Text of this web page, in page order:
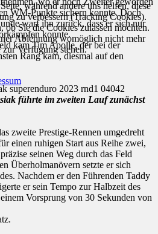
WM-Punkte sichern konnte. Doch
warf ihn zurück, dass er sich nur
konnte.
kam Tim Apolle, der bei der
Rang kam, diesmal auf den
führte im zweiten Lauf zunächst
zweite Prestige-Rennen umgedreht
einen ruhigen Start aus Reihe zwei,
seinen Weg durch das Feld
Überholmanövern setzte er sich
Nachdem er den Führenden Taddy
er sein Tempo zur Halbzeit des
Vorsprung von 30 Sekunden von
während andere uns helfen, diese
zu verbessern (Tracking Cookies).
ob Sie die Cookies zulassen möchten.
Ablehnung womöglich nicht mehr
Verfügung stehen.